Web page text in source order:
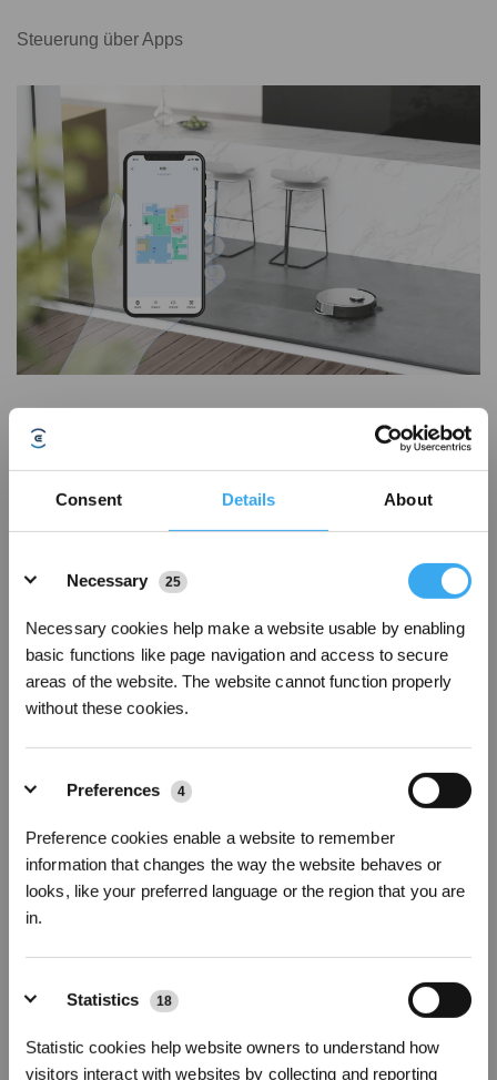
Consent Details About
Necessary
25
Necessary cookies help make a website usable by enabling
basic functions like page navigation and access to secure
areas of the website. The website cannot function properly
without these cookies.
Preferences 4
Preference cookies enable a website to remember
information that changes the way the website behaves or
looks, like your preferred language or the region that you are
in.
Statistics 18
Statistic cookies help website owners to understand how
visitors interact with websites by collecting and reporting
Steuerung über Apps
Viele Staubsauger-Roboter sind über WLAN mit einer Smartphone-App
verbunden, in der mithilfe der Sensoren am Gerät eine individuelle Karte
deines Wohnbereiches erstellt und gespeichert wird. So kann sich der
Roboter in den Räumen orientieren und findet wieder zu seiner
Reinigung deiner eigenen vier Wände wünschst – das alles ist jederzeit
Automatisches Aufladen des Akkus
Intelligente Saugroboter mit Wischfunktion suchen die Ladestation
Geräte verfügen außerdem über eine Funktion der fortlaufenden Reinigung,
sodass der Reinigungsvorgang wieder aufgenommen wird, sobald der Akku
* Registrieren und Belohnungen sichern